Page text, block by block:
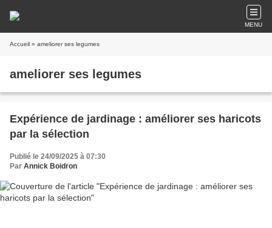
MENU
Accueil » ameliorer ses legumes
ameliorer ses legumes
Expérience de jardinage : améliorer ses haricots
par la sélection
Publié le 24/09/2025 à 07:30
Par Annick Boidron